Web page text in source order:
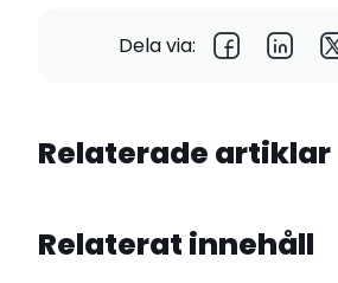
Dela via:
Relaterade artiklar
Relaterat innehåll